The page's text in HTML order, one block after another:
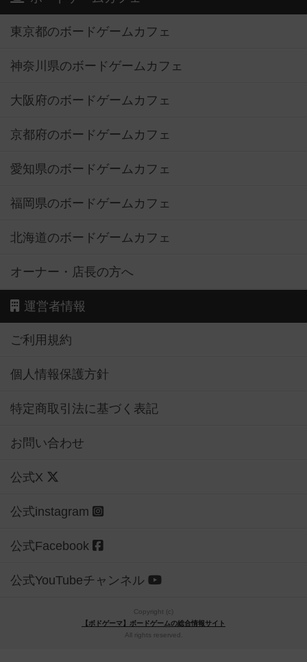
東京都のボードゲームカフェ
神奈川県のボードゲームカフェ
大阪府のボードゲームカフェ
京都府のボードゲームカフェ
愛知県のボードゲームカフェ
福岡県のボードゲームカフェ
北海道のボードゲームカフェ
オーナー・店長の方へ
運営者情報
ご利用規約
個人情報保護方針
特定商取引法に基づく表記
お問い合わせ
公式X
公式instagram
公式Facebook
公式YouTubeチャンネル
Copyright (c)
【ボドゲーマ】ボードゲームの総合情報サイト
All rights reserved.